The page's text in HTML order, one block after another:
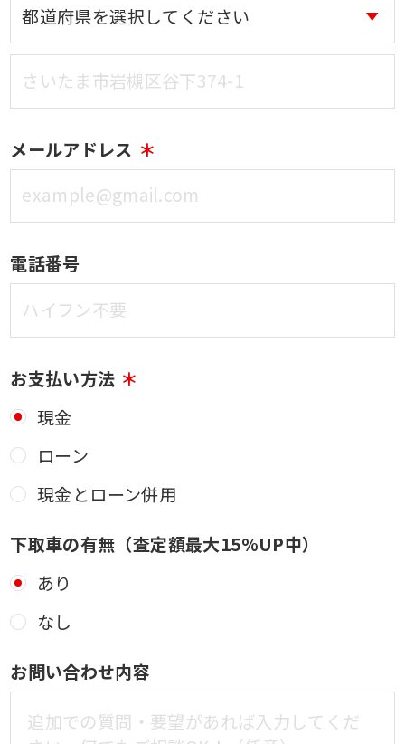
メールアドレス
電話番号
お支払い方法
現金
ローン
現金とローン併用
下取車の有無（査定額最大15%UP中）
あり
なし
お問い合わせ内容